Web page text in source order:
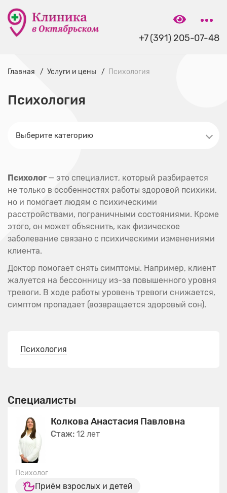
+7 (391) 205-07-48
Главная Услуги и цены Психология
Психология
Психолог — это специалист, который разбирается
не только в особенностях работы здоровой психики,
но и помогает людям с психическими
расстройствами, пограничными состояниями. Кроме
этого, он может объяснить, как физическое
заболевание связано с психическими изменениями
клиента.
Доктор помогает снять симптомы. Например, клиент
жалуется на бессонницу из-за повышенного уровня
тревоги. В ходе работы уровень тревоги снижается,
симптом пропадает (возвращается здоровый сон).
Психология
Специалисты
Колкова Анастасия Павловна
Стаж: 12 лет
Психолог
Приём взрослых и детей